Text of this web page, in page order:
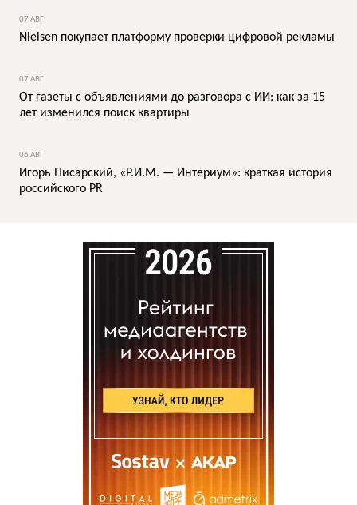
07 АВГ
Nielsen покупает платформу проверки цифровой рекламы
07 АВГ
От газеты с объявлениями до разговора с ИИ: как за 15
лет изменился поиск квартиры
06 АВГ
Игорь Писарский, «Р.И.М. — Интериум»: краткая история
российского PR